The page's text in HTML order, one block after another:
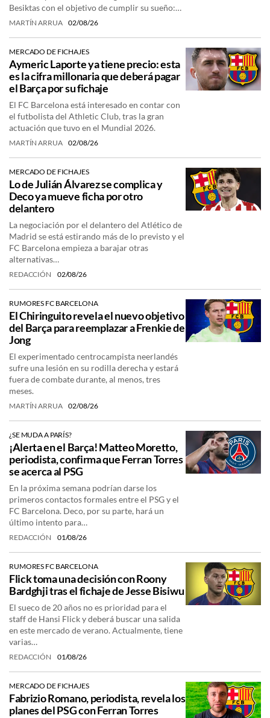
Besiktas con el objetivo de cumplir su sueño:…
MARTÍN ARRUA 02/08/26
MERCADO DE FICHAJES
Aymeric Laporte ya tiene precio: esta
es la cifra millonaria que deberá pagar
el Barça por su fichaje
El FC Barcelona está interesado en contar con
el futbolista del Athletic Club, tras la gran
actuación que tuvo en el Mundial 2026.
MARTÍN ARRUA 02/08/26
MERCADO DE FICHAJES
Lo de Julián Álvarez se complica y
Deco ya mueve ficha por otro
delantero
La negociación por el delantero del Atlético de
Madrid se está estirando más de lo previsto y el
FC Barcelona empieza a barajar otras
alternativas…
REDACCIÓN 02/08/26
RUMORES FC BARCELONA
El Chiringuito revela el nuevo objetivo
del Barça para reemplazar a Frenkie de
Jong
El experimentado centrocampista neerlandés
sufre una lesión en su rodilla derecha y estará
fuera de combate durante, al menos, tres
meses.
MARTÍN ARRUA 02/08/26
¿SE MUDA A PARÍS?
¡Alerta en el Barça! Matteo Moretto,
periodista, confirma que Ferran Torres
se acerca al PSG
En la próxima semana podrían darse los
primeros contactos formales entre el PSG y el
FC Barcelona. Deco, por su parte, hará un
último intento para…
REDACCIÓN 01/08/26
RUMORES FC BARCELONA
Flick toma una decisión con Roony
Bardghji tras el fichaje de Jesse Bisiwu
El sueco de 20 años no es prioridad para el
staff de Hansi Flick y deberá buscar una salida
en este mercado de verano. Actualmente, tiene
varias…
REDACCIÓN 01/08/26
MERCADO DE FICHAJES
Fabrizio Romano, periodista, revela los
planes del PSG con Ferran Torres